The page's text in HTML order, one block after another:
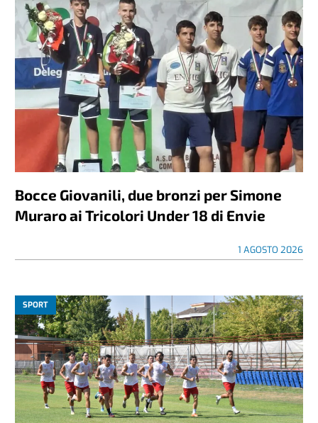
Bocce Giovanili, due bronzi per Simone
Muraro ai Tricolori Under 18 di Envie
1 AGOSTO 2026
SPORT